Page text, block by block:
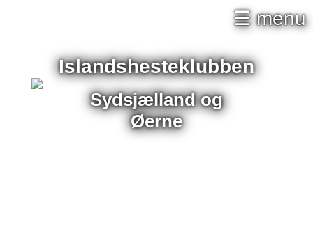
Islandshesteklubben
Sydsjælland og
Øerne
☰ menu
×